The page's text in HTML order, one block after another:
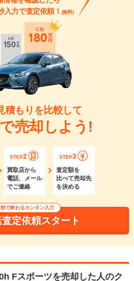
入力で査定依頼！ (無料)
積もりを比較して
売却しよう!
STEP2
買取店から
電話、メール
でご連絡
STEP3
査定額を
比べて売却先
を決める
で終わるカンタン入力
定依頼スタート
Fスポーツを売却した人のク